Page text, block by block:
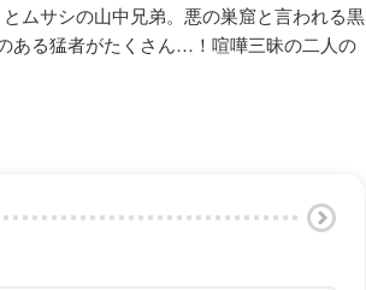
ムサシの山中兄弟。悪の巣窟と言われる黒
ある猛者がたくさん…！喧嘩三昧の二人の